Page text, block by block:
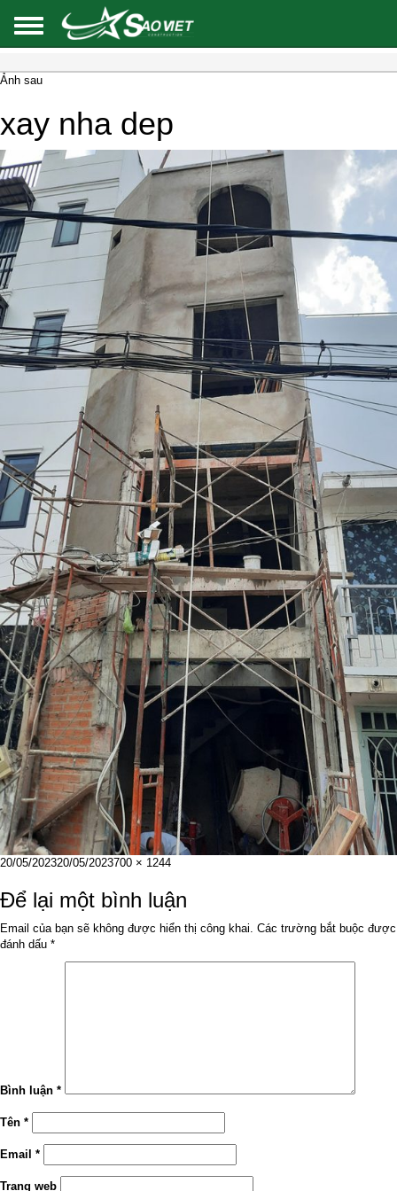
Ảnh sau
xay nha dep
Đăng
ngày
20/05/202320/05/2023Kích
đầy
đủ
700 × 1244
Để lại một bình luận
Email của bạn sẽ không được hiển thị công khai. Các trường bắt buộc được
đánh dấu *
Bình luận *
Tên *
Email *
Trang web